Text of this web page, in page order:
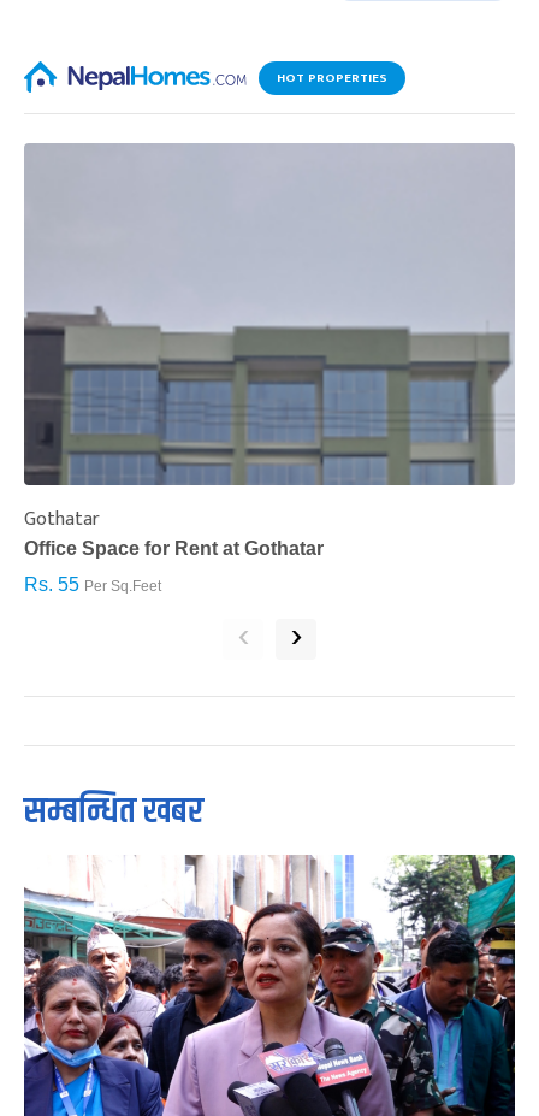
HOT PROPERTIES
Gothatar
Office Space for Rent at Gothatar
Rs. 55 Per Sq.Feet
‹ ›
सम्बन्धित खबर